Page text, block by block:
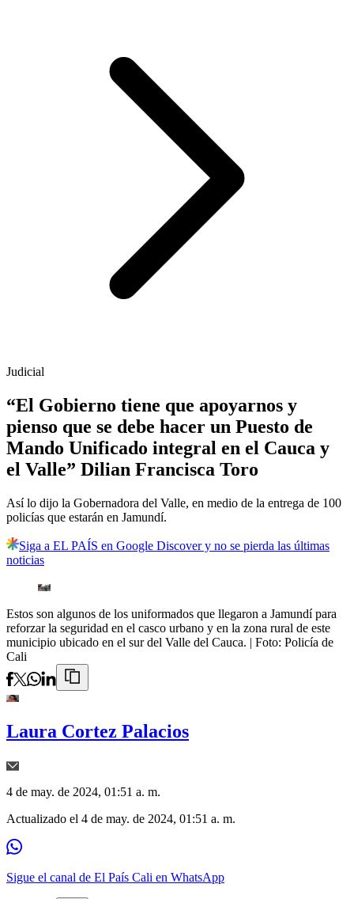
Judicial
“El Gobierno tiene que apoyarnos y
pienso que se debe hacer un Puesto de
Mando Unificado integral en el Cauca y
el Valle” Dilian Francisca Toro
Así lo dijo la Gobernadora del Valle, en medio de la entrega de 100
policías que estarán en Jamundí.
Siga a EL PAÍS en Google Discover y no se pierda las últimas
noticias
Estos son algunos de los uniformados que llegaron a Jamundí para
reforzar la seguridad en el casco urbano y en la zona rural de este
municipio ubicado en el sur del Valle del Cauca. | Foto: Policía de
Cali
Laura Cortez Palacios
4 de may. de 2024, 01:51 a. m.
Actualizado el 4 de may. de 2024, 01:51 a. m.
Sigue el canal de El País Cali en WhatsApp